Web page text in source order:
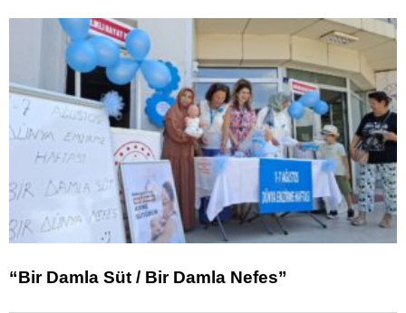
“Bir Damla Süt / Bir Damla Nefes”